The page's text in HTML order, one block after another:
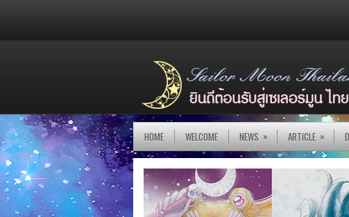
HOME WELCOME NEWS » ARTICLE »